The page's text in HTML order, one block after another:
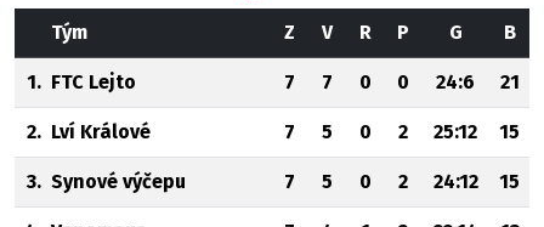
Tým Z V R P G B
1. FTC Lejto 7 7 0 0 24:6 21
2. Lví Králové 7 5 0 2 25:12 15
3. Synové výčepu 7 5 0 2 24:12 15